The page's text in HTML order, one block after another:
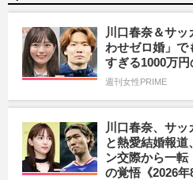
川口春奈＆サ
わせゼロ婚」で
すぎる1000万円
週刊女性PRIME
川口春奈、サ
と熱愛結婚報
ン交際から一転
の覚悟《2026年